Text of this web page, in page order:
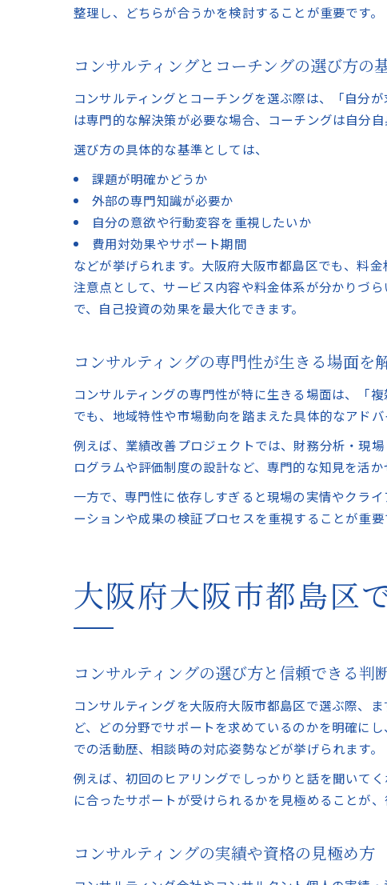
整理し、どちらが合うかを検討することが重要です。
コンサルティングとコーチングの選び方の
コンサルティングとコーチングを選ぶ際は、「自分
は専門的な解決策が必要な場合、コーチングは自分
選び方の具体的な基準としては、
課題が明確かどうか
外部の専門知識が必要か
自分の意欲や行動変容を重視したいか
費用対効果やサポート期間
などが挙げられます。大阪府大阪市都島区でも、料
注意点として、サービス内容や料金体系が分かりづ
で、自己投資の効果を最大化できます。
コンサルティングの専門性が生きる場面を
コンサルティングの専門性が特に生きる場面は、「
でも、地域特性や市場動向を踏まえた具体的なアド
例えば、業績改善プロジェクトでは、財務分析・現
ログラムや評価制度の設計など、専門的な知見を活か
一方で、専門性に依存しすぎると現場の実情やクラ
ーションや成果の検証プロセスを重視することが重要
大阪府大阪市都島区
コンサルティングの選び方と信頼できる判
コンサルティングを大阪府大阪市都島区で選ぶ際、
ど、どの分野でサポートを求めているのかを明確に
での活動歴、相談時の対応姿勢などが挙げられます。
例えば、初回のヒアリングでしっかりと話を聞いて
に合ったサポートが受けられるかを見極めることが、
コンサルティングの実績や資格の見極め方